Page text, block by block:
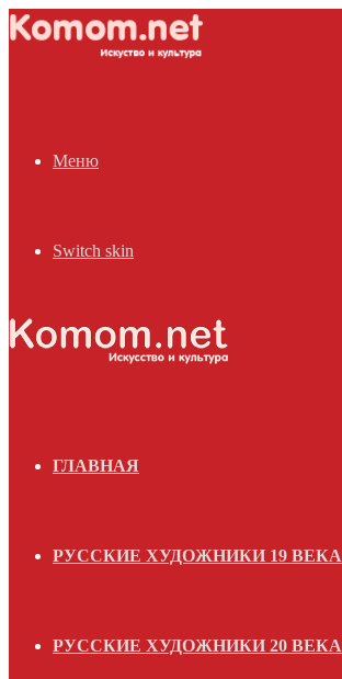
Меню
Switch skin
ГЛАВНАЯ
РУССКИЕ ХУДОЖНИКИ 19 ВЕКА
РУССКИЕ ХУДОЖНИКИ 20 ВЕКА